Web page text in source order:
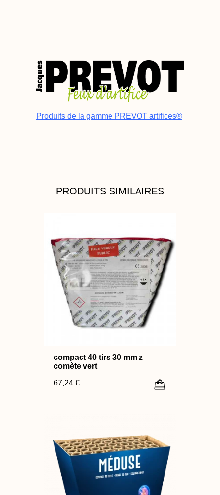
Produits de la gamme PREVOT artifices®
PRODUITS SIMILAIRES
compact 40 tirs 30 mm z
comète vert
67,24 €
+